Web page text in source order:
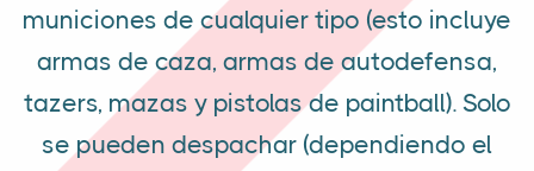
municiones de cualquier tipo (esto incluye
armas de caza, armas de autodefensa,
tazers, mazas y pistolas de paintball). Solo
se pueden despachar (dependiendo el